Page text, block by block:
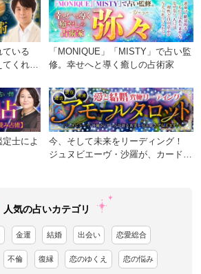
ている
くれる
「MONIQUE」「MISTY」で占い監
修。幸せへと導く癒しの占術家
士によ
今、そして未来をリーディング！
ジュヌビエーヴ・沙羅が、カードが
人気の占いカテゴリ
金運 結婚 出会い 恋愛総合
不倫 復縁 恋のゆくえ 恋の悩み